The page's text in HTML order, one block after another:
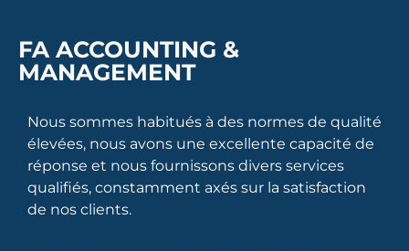
FA ACCOUNTING &
MANAGEMENT
Nous sommes habitués à des normes de qualité
élevées, nous avons une excellente capacité de
réponse et nous fournissons divers services
qualifiés, constamment axés sur la satisfaction
de nos clients.